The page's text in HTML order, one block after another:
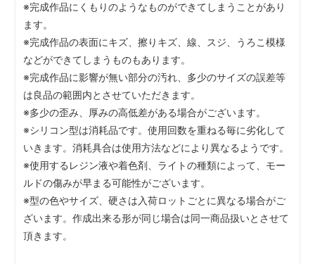
※完成作品にくもりのようなものができてしまうことがあり
ます。
※完成作品の表面にキズ、擦りキズ、線、スジ、うろこ模様
などができてしまうものもあります。
※完成作品に影響が無い部分の汚れ、多少のサイズの誤差等
は良品の範囲内とさせていただきます。
※多少の歪み、厚みの高低差がある場合がございます。
※シリコン型は消耗品です。使用回数を重ねる毎に劣化して
いきます。消耗具合は使用方法などにより異なるようです。
※使用するレジン液や着色剤、ライトの種類によって、モー
ルドの傷みが早まる可能性がございます。
※型の色やサイズ、硬さは入荷ロットごとに異なる場合がご
ざいます。作成出来る形が同じ場合は同一商品扱いとさせて
頂きます。